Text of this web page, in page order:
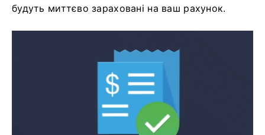
будуть миттєво зараховані на ваш рахунок.